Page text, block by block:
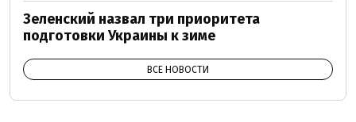
Зеленский назвал три приоритета
подготовки Украины к зиме
ВСЕ НОВОСТИ